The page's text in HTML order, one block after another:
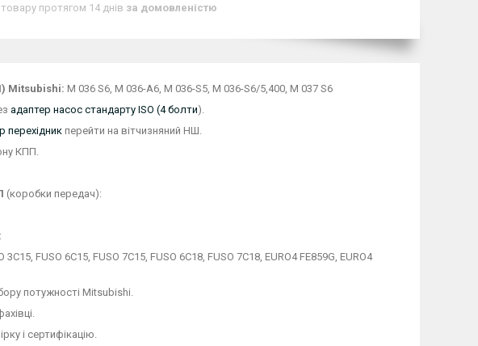
протягом 14 днів за домовленістю
Mitsubishi: M 036 S6, M 036-A6, M 036-S5, M 036-S6/5,400, M 037 S6
адаптер насос стандарту ISO (4 болти).
перехідникперейти на вітчизняний НШ.
КПП.
(коробки передач):
:
3C15, FUSO 6C15, FUSO 7C15, FUSO 6C18, FUSO 7C18, EURO4 FE859G, EURO4
потужності Mitsubishi.
і сертифікацію.